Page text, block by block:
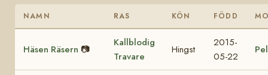
NAMN RAS KÖN FÖDD
Häsen Räsern 📷
Kallblodig
Travare
Hingst
2015-
05-22